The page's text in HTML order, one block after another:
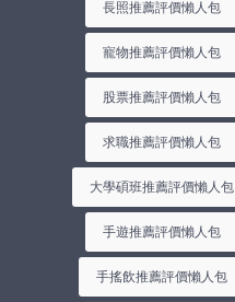
長照推薦評價懶人包
寵物推薦評價懶人包
股票推薦評價懶人包
求職推薦評價懶人包
大學碩班推薦評價懶人包
手遊推薦評價懶人包
手搖飲推薦評價懶人包